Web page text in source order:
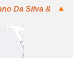
Da Silva &